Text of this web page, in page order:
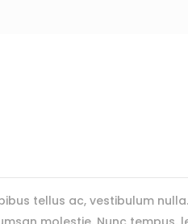
tellus ac, vestibulum